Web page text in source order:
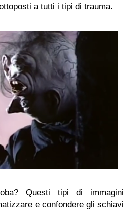
a tutti i tipi di trauma.
Questi tipi di immagini
e confondere gli schiavi